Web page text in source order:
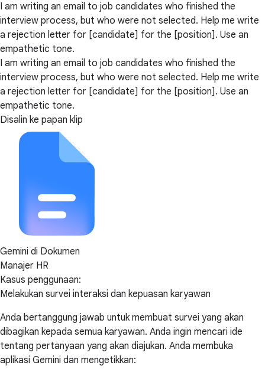
I am writing an email to job candidates who finished the
interview process, but who were not selected. Help me write
a rejection letter for [candidate] for the [position]. Use an
empathetic tone.
I am writing an email to job candidates who finished the
interview process, but who were not selected. Help me write
a rejection letter for [candidate] for the [position]. Use an
empathetic tone.
Disalin ke papan klip
Gemini di Dokumen
Manajer HR
Kasus penggunaan:
Melakukan survei interaksi dan kepuasan karyawan
Anda bertanggung jawab untuk membuat survei yang akan
dibagikan kepada semua karyawan. Anda ingin mencari ide
tentang pertanyaan yang akan diajukan. Anda membuka
aplikasi Gemini dan mengetikkan: